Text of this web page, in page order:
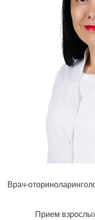
Рентгенология
Врач-
Прием